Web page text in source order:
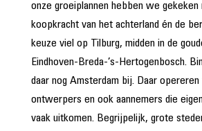
onze groeiplannen hebben we gekeken
koopkracht van het achterland én de
keuze viel op Tilburg, midden in de
Eindhoven-Breda-’s-Hertogenbosch.
daar nog Amsterdam bij. Daar
ontwerpers en ook aannemers die
vaak uitkomen. Begrijpelijk, grote